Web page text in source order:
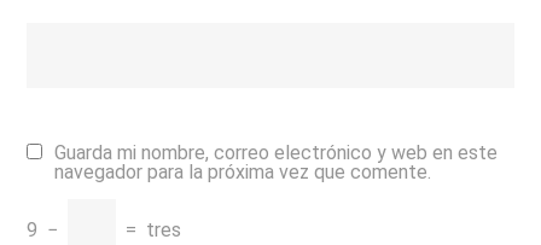
Guarda mi nombre, correo electrónico y web en este
navegador para la próxima vez que comente.
9 − = tres